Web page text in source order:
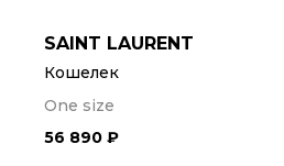
SAINT LAURENT
Кошелек
One size
56 890 ₽